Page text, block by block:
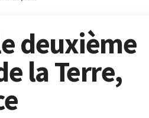
deuxième
la Terre,